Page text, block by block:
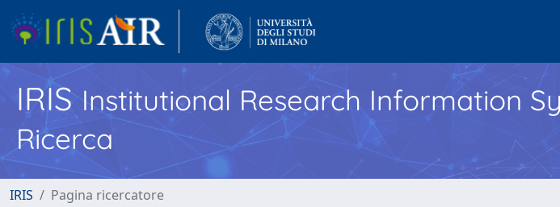
IRISInstitutional Research Information
Ricerca
IRIS Pagina ricercatore